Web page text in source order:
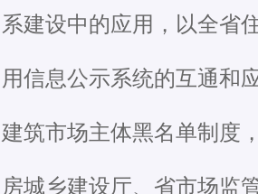
系建设中的应用，以全省
用信息公示系统的互通和
建筑市场主体黑名单制度
房城乡建设厅、省市场监